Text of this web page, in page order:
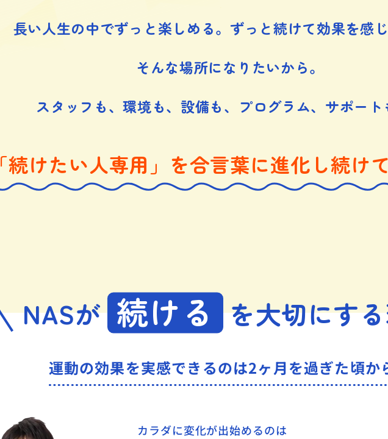
長い人生の中でずっと楽しめる。ずっと続けて効果を感じ
そんな場所になりたいから。
スタッフも、環境も、設備も、プログラム、サポー
「続けたい人専用」を合言葉に進化し続け
NASが 続ける を大切にす
運動の効果を実感できるのは2ヶ月を過ぎた頃か
カラダに変化が出始めるのは